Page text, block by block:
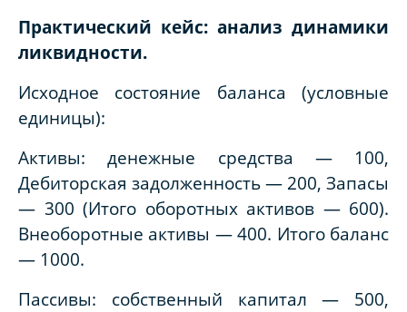
Практический кейс: анализ динамики
ликвидности.
Исходное состояние баланса (условные
единицы):
Активы: денежные средства — 100,
Дебиторская задолженность — 200, Запасы
— 300 (Итого оборотных активов — 600).
Внеоборотные активы — 400. Итого баланс
— 1000.
Пассивы: собственный капитал — 500,